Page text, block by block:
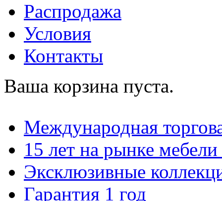
Распродажа
Условия
Контакты
Ваша корзина пуста.
Международная
15 лет на рынке
Эксклюзивные
Гарантия 1 год